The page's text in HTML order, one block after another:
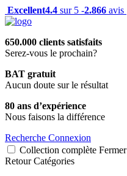
Excellent4.4 sur 5 -2.866 avis
650.000 clients satisfaits
Serez-vous le prochain?
BAT gratuit
Aucun doute sur le résultat
80 ans d’expérience
Nous faisons la différence
Recherche Connexion
Collection complète Fermer
Retour Catégories